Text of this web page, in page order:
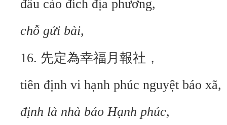
đầu cảo đích địa phương,
chỗ gửi bài,
16. 先定為幸福月報社，
tiên định vi hạnh phúc nguyệt báo xã,
định là nhà báo Hạnh phúc,